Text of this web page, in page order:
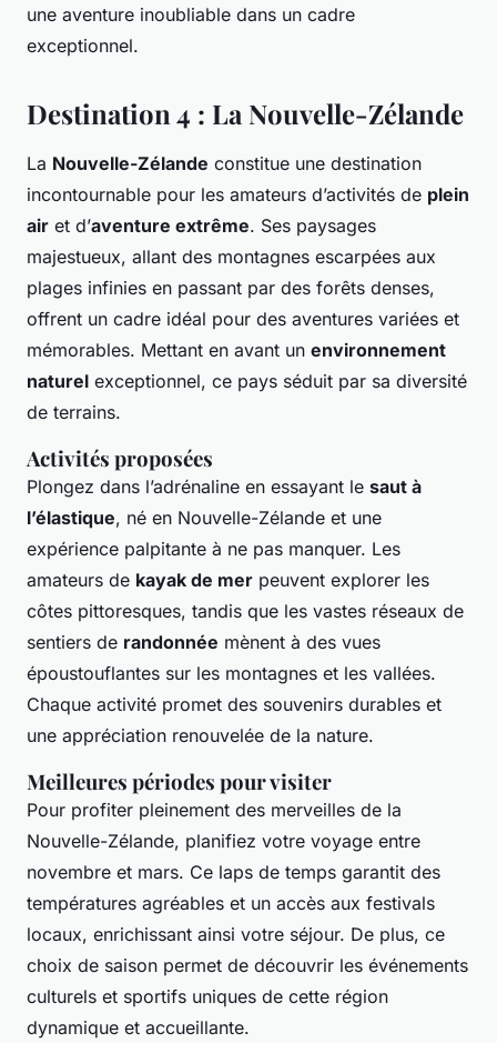
une aventure inoubliable dans un cadre
exceptionnel.
Destination 4 : La Nouvelle-Zélande
La Nouvelle-Zélande constitue une destination
incontournable pour les amateurs d’activités de plein
air et d’aventure extrême. Ses paysages
majestueux, allant des montagnes escarpées aux
plages infinies en passant par des forêts denses,
offrent un cadre idéal pour des aventures variées et
mémorables. Mettant en avant un environnement
naturel exceptionnel, ce pays séduit par sa diversité
de terrains.
Activités proposées
Plongez dans l’adrénaline en essayant le saut à
l’élastique, né en Nouvelle-Zélande et une
expérience palpitante à ne pas manquer. Les
amateurs de kayak de mer peuvent explorer les
côtes pittoresques, tandis que les vastes réseaux de
sentiers de randonnée mènent à des vues
époustouflantes sur les montagnes et les vallées.
Chaque activité promet des souvenirs durables et
une appréciation renouvelée de la nature.
Meilleures périodes pour visiter
Pour profiter pleinement des merveilles de la
Nouvelle-Zélande, planifiez votre voyage entre
novembre et mars. Ce laps de temps garantit des
températures agréables et un accès aux festivals
locaux, enrichissant ainsi votre séjour. De plus, ce
choix de saison permet de découvrir les événements
culturels et sportifs uniques de cette région
dynamique et accueillante.